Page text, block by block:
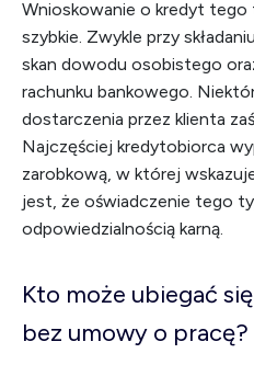
Wnioskowanie o kredyt
szybkie. Zwykle przy
skan dowodu osobistego
rachunku bankowego.
dostarczenia przez klienta
Najczęściej kredytobiorca
zarobkową, w której
jest, że oświadczenie tego
odpowiedzialnością karną.
Kto może ubiegać
bez umowy o pracę?